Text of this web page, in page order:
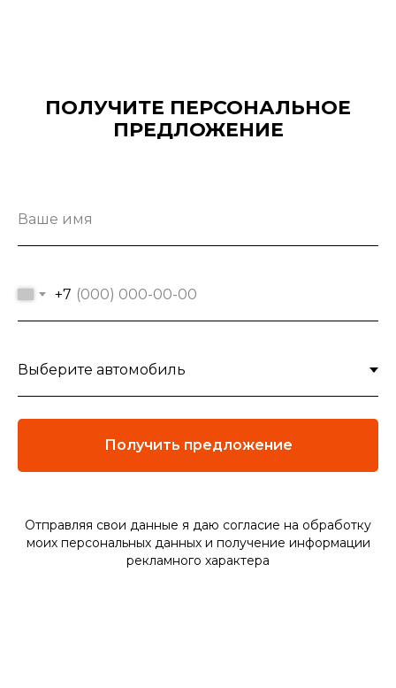
ПОЛУЧИТЕ ПЕРСОНАЛЬНОЕ
ПРЕДЛОЖЕНИЕ
Ваше имя
+7
Получить предложение
Отправляя свои данные я даю согласие на обработку
моих персональных данных и получение информации
рекламного характера